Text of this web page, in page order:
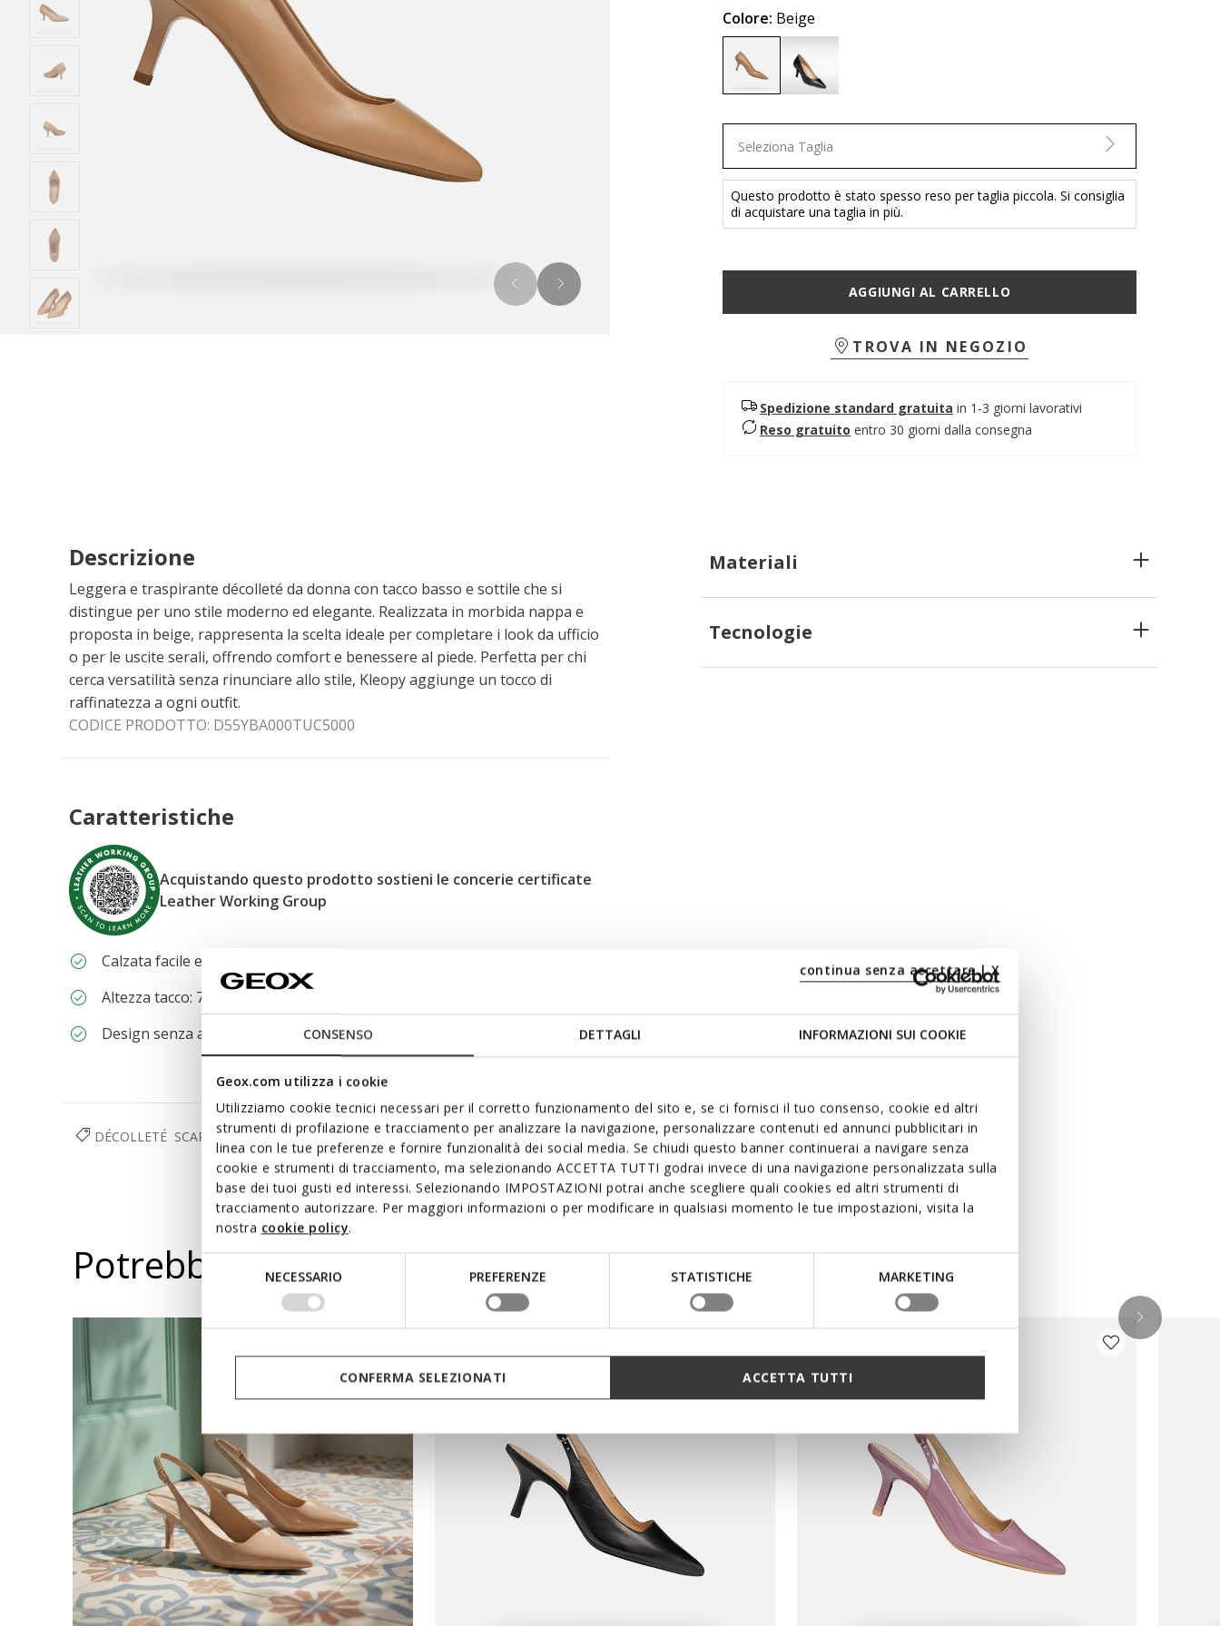
CONSENSO DETTAGLI INFORMAZIONI SUI COOKIE
Geox.com utilizza i cookie
Utilizziamo cookie tecnici necessari per il corretto funzionamento del sito e, se ci fornisci il tuo consenso, cookie ed altri
strumenti di profilazione e tracciamento per analizzare la navigazione, personalizzare contenuti ed annunci pubblicitari in
linea con le tue preferenze e fornire funzionalità dei social media. Se chiudi questo banner continuerai a navigare senza
cookie e strumenti di tracciamento, ma selezionando ACCETTA TUTTI godrai invece di una navigazione personalizzata sulla
base dei tuoi gusti ed interessi. Selezionando IMPOSTAZIONI potrai anche scegliere quali cookies ed altri strumenti di
tracciamento autorizzare. Per maggiori informazioni o per modificare in qualsiasi momento le tue impostazioni, visita la
nostra cookie policy.
Selezione
del
NECESSARIO PREFERENZE STATISTICHE MARKETING
continua senza accettare | X
CONFERMA SELEZIONATI ACCETTA TUTTI
Colore: Beige
Seleziona Taglia
Questo prodotto è stato spesso reso per taglia piccola. Si consiglia
di acquistare una taglia in più.
AGGIUNGI AL CARRELLO
TROVA IN NEGOZIO
Spedizione standard gratuita in 1-3 giorni lavorativi
Reso gratuito entro 30 giorni dalla consegna
Descrizione
Leggera e traspirante décolleté da donna con tacco basso e sottile che si
distingue per uno stile moderno ed elegante. Realizzata in morbida nappa e
proposta in beige, rappresenta la scelta ideale per completare i look da ufficio
o per le uscite serali, offrendo comfort e benessere al piede. Perfetta per chi
cerca versatilità senza rinunciare allo stile, Kleopy aggiunge un tocco di
raffinatezza a ogni outfit.
CODICE PRODOTTO: D55YBA000TUC5000
Caratteristiche
Acquistando questo prodotto sostieni le concerie certificate
Leather Working Group
Calzata facile e veloce
Altezza tacco: 7 cm / 2,8"
Design senza allacciature, per una calzata più rapida
Materiali
Tecnologie
DÉCOLLETÉ SCARPE DONNA
Potrebbe piacerti anche